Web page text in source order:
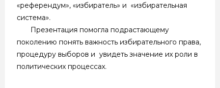
«референдум», «избиратель» и «избирательная
система».
Презентация помогла подрастающему
поколению понять важность избирательного права,
процедуру выборов и увидеть значение их роли в
политических процессах.